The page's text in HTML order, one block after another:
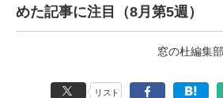
めた記事に注目（8月第5週）
窓の杜編集部
リスト